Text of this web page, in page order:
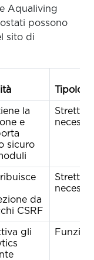
Aqualiving
possono
sito di
la
e
sicuro
da
CSRF
gli